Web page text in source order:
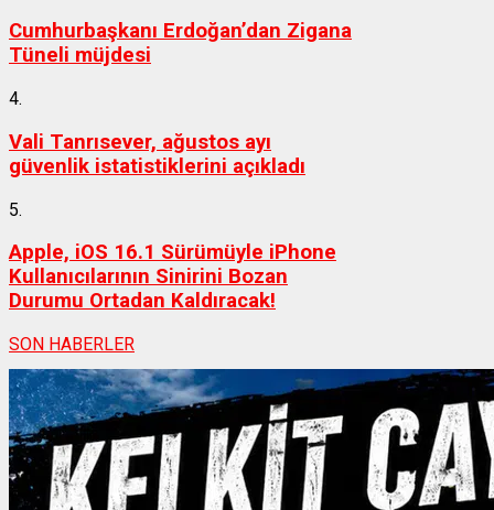
Cumhurbaşkanı Erdoğan’dan Zigana
Tüneli müjdesi
4.
Vali Tanrısever, ağustos ayı
güvenlik istatistiklerini açıkladı
5.
Apple, iOS 16.1 Sürümüyle iPhone
Kullanıcılarının Sinirini Bozan
Durumu Ortadan Kaldıracak!
SON HABERLER